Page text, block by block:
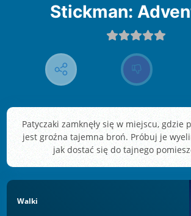
Stickman:
Patyczaki zamknęły się w miejscu, gdzie
jest groźna tajemna broń. Próbuj je
jak dostać się do tajnego
Walki